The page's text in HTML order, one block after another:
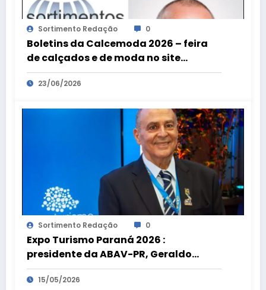
Sortimento Redação 0
Boletins da Calcemoda 2026 – feira
de calçados e de moda no site
Sortimentos por Claudio Alves
23/06/2026
Sortimento Redação 0
Expo Turismo Paraná 2026 :
presidente da ABAV-PR, Geraldo
Zaidan Rocha, comenta a edição
histórica
15/05/2026